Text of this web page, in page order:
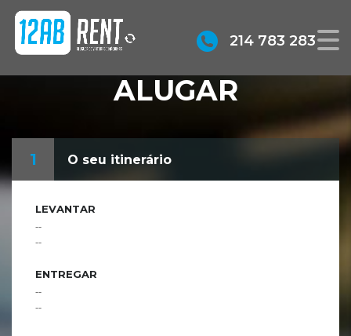
214 783 283
ALUGAR
1 O seu itinerário
LEVANTAR
--
--
ENTREGAR
--
--